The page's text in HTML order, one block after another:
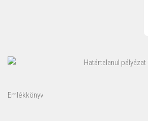
Határtalanul pályázat
Emlékkönyv